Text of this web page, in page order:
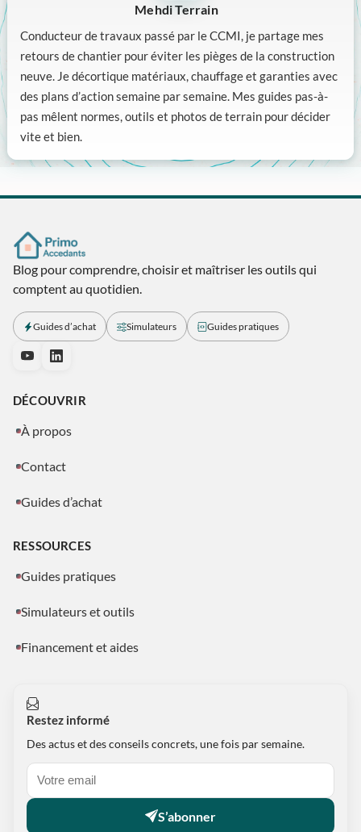
Mehdi Terrain
Conducteur de travaux passé par le CCMI, je partage mes
retours de chantier pour éviter les pièges de la construction
neuve. Je décortique matériaux, chauffage et garanties avec
des plans d’action semaine par semaine. Mes guides pas-à-
pas mêlent normes, outils et photos de terrain pour décider
vite et bien.
Articles connexes
Blog pour comprendre, choisir et maîtriser les outils qui
comptent au quotidien.
Guides d’achat Simulateurs Guides pratiques
DÉCOUVRIR
À propos
Contact
Guides d’achat
RESSOURCES
Guides pratiques
Simulateurs et outils
Financement et aides
Restez informé
Des actus et des conseils concrets, une fois par semaine.
S’abonner